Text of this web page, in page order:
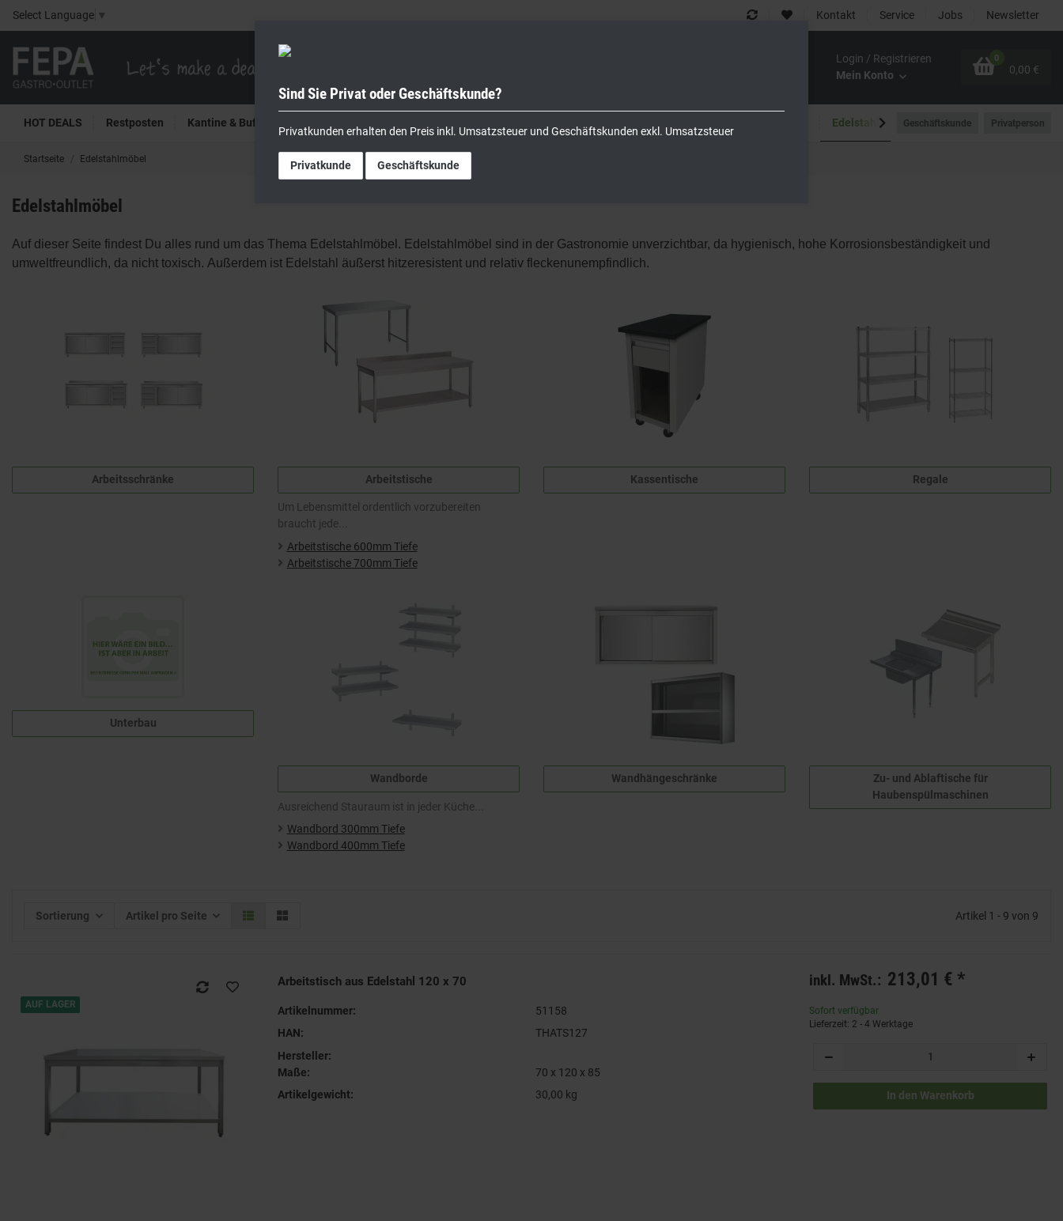
Select Language ▼ Kontakt Service Jobs Newsletter
Login / Registrieren
Mein Konto
0
0,00 €
HOT DEALS Restposten Kantine & Buffet Edelstahlmöbel Outdoor-Bereich
Geschäftskunde Privatperson
Startseite Edelstahlmöbel
Edelstahlmöbel
Auf dieser Seite findest Du alles rund um das Thema Edelstahlmöbel. Edelstahlmöbel sind in der Gastronomie unverzichtbar, da hygienisch, hohe Korrosionsbeständigkeit und
umweltfreundlich, da nicht toxisch. Außerdem ist Edelstahl äußerst hitzeresistent und relativ fleckenunempfindlich.
Arbeitsschränke Arbeitstische
Um Lebensmittel ordentlich vorzubereiten
braucht jede...
Arbeitstische 600mm Tiefe
Arbeitstische 700mm Tiefe
Kassentische Regale
Unterbau
Wandborde
Ausreichend Stauraum ist in jeder Küche...
Wandbord 300mm Tiefe
Wandbord 400mm Tiefe
Wandhängeschränke
Zu- und Ablaftische für
Haubenspülmaschinen
Sortierung Artikel pro Seite Artikel 1 - 9 von 9
AUF LAGER
Arbeitstisch aus Edelstahl 120 x 70
Artikelnummer:
51158
HAN:
THATS127
Hersteller:
Maße:
70 x 120 x 85
Artikelgewicht:
30,00 kg
inkl. MwSt.: 213,01 € *
Sofort verfügbar
Lieferzeit: 2 - 4 Werktage
In den Warenkorb
Sind Sie Privat oder Geschäftskunde?
Privatkunden erhalten den Preis inkl. Umsatzsteuer und Geschäftskunden exkl. Umsatzsteuer
Privatkunde Geschäftskunde